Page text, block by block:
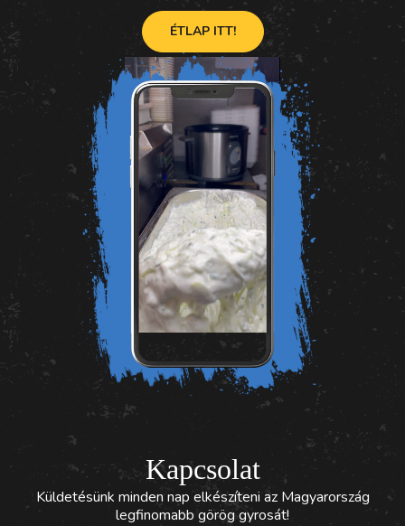
ÉTLAP ITT!
Kapcsolat
Küldetésünk minden nap elkészíteni az Magyarország
legfinomabb görög gyrosát!